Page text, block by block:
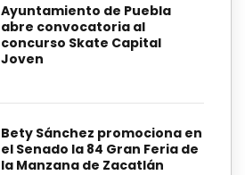
Ayuntamiento de Puebla
abre convocatoria al
concurso Skate Capital
Joven
Bety Sánchez promociona en
el Senado la 84 Gran Feria de
la Manzana de Zacatlán